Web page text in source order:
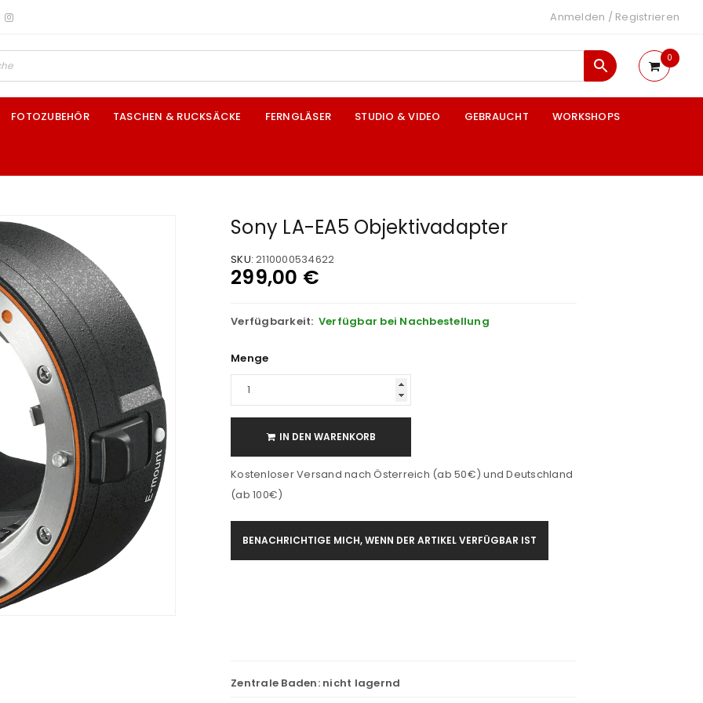
Anmelden / Registrieren
0
FOTOZUBEHÖR TASCHEN & RUCKSÄCKE FERNGLÄSER STUDIO & VIDEO GEBRAUCHT WORKSHOPS
Sony LA-EA5 Objektivadapter
SKU: 2110000534622
299,00 €
Verfügbarkeit: Verfügbar bei Nachbestellung
Menge
IN DEN WARENKORB
Kostenloser Versand nach Österreich (ab 50€) und Deutschland
(ab 100€)
BENACHRICHTIGE MICH, WENN DER ARTIKEL VERFÜGBAR IST
Zentrale Baden: nicht lagernd